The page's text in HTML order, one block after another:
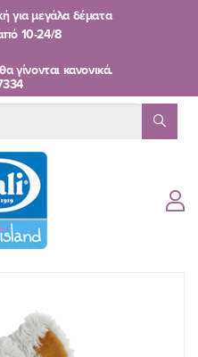
για μεγάλα δέματα
10-24/8
γίνονται κανονικά.